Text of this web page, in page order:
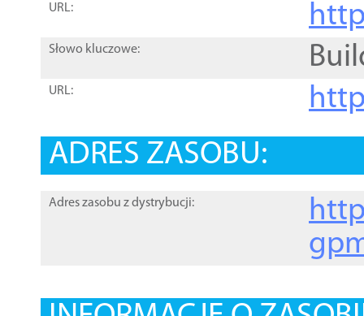
URL:
Słowo kluczowe:
URL:
ADRES ZASOBU:
Adres zasobu z dystrybucji: